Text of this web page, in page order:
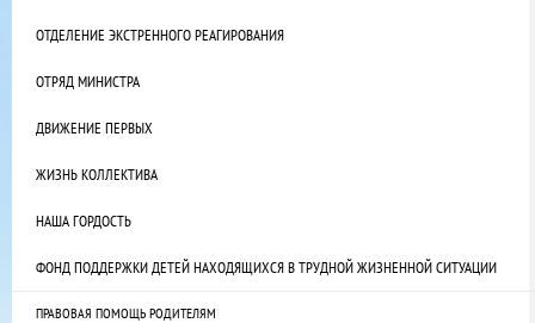
ОТДЕЛЕНИЕ ЭКСТРЕННОГО РЕАГИРОВАНИЯ
ОТРЯД МИНИСТРА
ДВИЖЕНИЕ ПЕРВЫХ
ЖИЗНЬ КОЛЛЕКТИВА
НАША ГОРДОСТЬ
ФОНД ПОДДЕРЖКИ ДЕТЕЙ НАХОДЯЩИХСЯ В ТРУДНОЙ ЖИЗНЕННОЙ СИТУАЦИИ
ПРАВОВАЯ ПОМОЩЬ РОДИТЕЛЯМ